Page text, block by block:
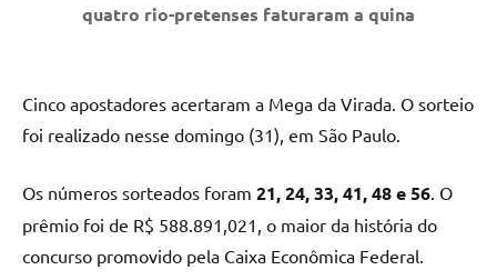
quatro rio-pretenses faturaram a quina
Cinco apostadores acertaram a Mega da Virada. O sorteio
foi realizado nesse domingo (31), em São Paulo.
Os números sorteados foram 21, 24, 33, 41, 48 e 56 . O
prêmio foi de R$ 588.891,021, o maior da história do
concurso promovido pela Caixa Econômica Federal.